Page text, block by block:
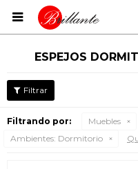

ESPEJOS
Filtrando por: Muebles
Ambientes: Dormitorio